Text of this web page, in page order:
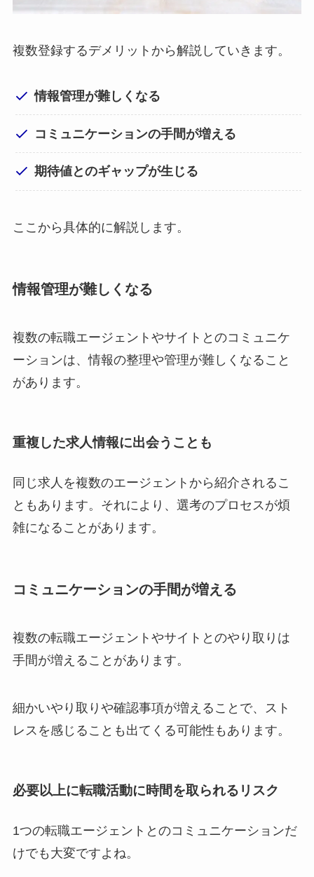
複数登録するデメリットから解説していきます。
情報管理が難しくなる
コミュニケーションの手間が増える
期待値とのギャップが生じる
ここから具体的に解説します。
情報管理が難しくなる
複数の転職エージェントやサイトとのコミュニケ
ーションは、情報の整理や管理が難しくなること
があります。
重複した求人情報に出会うことも
同じ求人を複数のエージェントから紹介されるこ
ともあります。それにより、選考のプロセスが煩
雑になることがあります。
コミュニケーションの手間が増える
複数の転職エージェントやサイトとのやり取りは
手間が増えることがあります。
細かいやり取りや確認事項が増えることで、スト
レスを感じることも出てくる可能性もあります。
必要以上に転職活動に時間を取られるリスク
1つの転職エージェントとのコミュニケーションだ
けでも大変ですよね。